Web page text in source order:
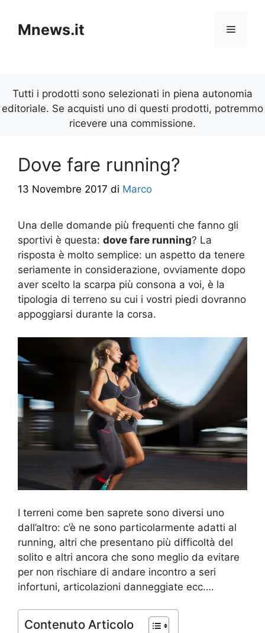
contenuto
Mnews.it Menu
Tutti i prodotti sono selezionati in piena autonomia
editoriale. Se acquisti uno di questi prodotti, potremmo
ricevere una commissione.
Dove fare running?
13 Novembre 2017 di Marco
Una delle domande più frequenti che fanno gli
sportivi è questa: dove fare running? La
risposta è molto semplice: un aspetto da tenere
seriamente in considerazione, ovviamente dopo
aver scelto la scarpa più consona a voi, è la
tipologia di terreno su cui i vostri piedi dovranno
appoggiarsi durante la corsa.
I terreni come ben saprete sono diversi uno
dall’altro: c’è ne sono particolarmente adatti al
running, altri che presentano più difficoltà del
solito e altri ancora che sono meglio da evitare
per non rischiare di andare incontro a seri
infortuni, articolazioni danneggiate ecc….
Contenuto Articolo